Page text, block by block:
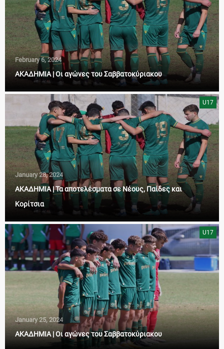
February 6, 2024
ΑΚΑΔΗΜΙΑ | Οι αγώνες του Σαββατοκύριακου
U17
January 28, 2024
ΑΚΑΔΗΜΙΑ | Τα αποτελέσματα σε Νέους, Παίδες και
Κορίτσια
U17
January 25, 2024
ΑΚΑΔΗΜΙΑ | Οι αγώνες του Σαββατοκύριακου